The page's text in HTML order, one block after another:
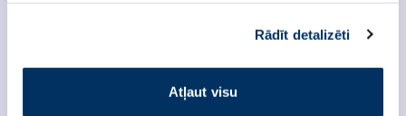
pakalpojumus. Ja piekrītat šo papildu sīkdatņu
izmantošanai, lūdzu, atzīmējiet savu izvēli:
Rādīt detalizēti
Atļaut visu
RĪGAS FARMFABRIKA